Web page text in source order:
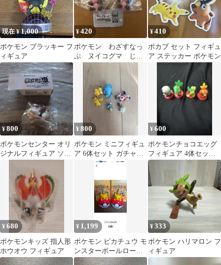
現在 ¥ 1,000
ポケモン ブラッキー フ
ィギュア
¥420
ポケモン わざすなっ
ぷ ヌイコグマ じた
¥410
ポカブ セット フィギュ
ア ステッカー ポケモン
¥800
ポケモンセンター オリ
ジナルフィギュア ソル
¥800
ポケモン ミニフィギュ
ア 6体セット ガチャガ
¥600
ポケモンチョコエッグ
フィギュア 4体セット
②
¥680
ポケモンキッズ 指人形
ホウオウ フィギュア
¥ 1,199
ポケモン ピカチュウ モ
ンスターボールローラ
ー フィギュア2個
¥333
ポケモン ハリマロン フ
ィギュア